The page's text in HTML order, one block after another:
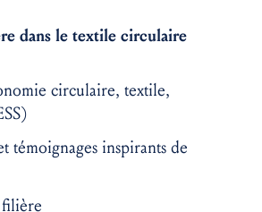
dans le textile circulaire
circulaire, textile,
témoignages inspirants de
filière